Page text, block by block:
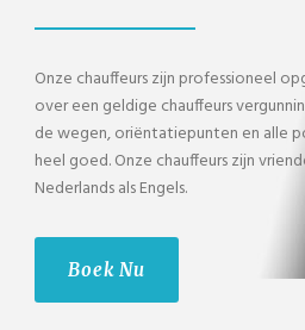
Onze chauffeurs zijn professioneel
over een geldige chauffeurs
de wegen, oriëntatiepunten en alle
heel goed. Onze chauffeurs zijn
Nederlands als Engels.
Boek Nu